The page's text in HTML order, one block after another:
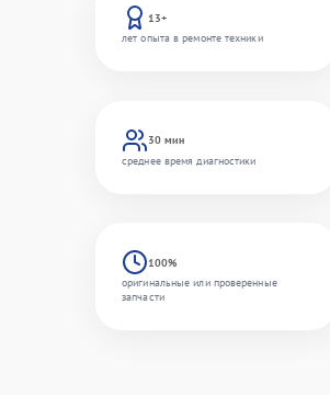
13+
лет опыта в ремонте техники
30 мин
среднее время диагностики
100%
оригинальные или проверенные
запчасти